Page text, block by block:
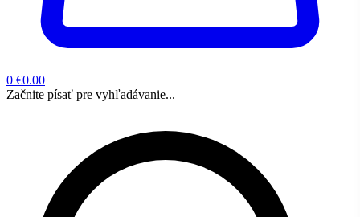
0 €0.00
Začnite písať pre vyhľadávanie...